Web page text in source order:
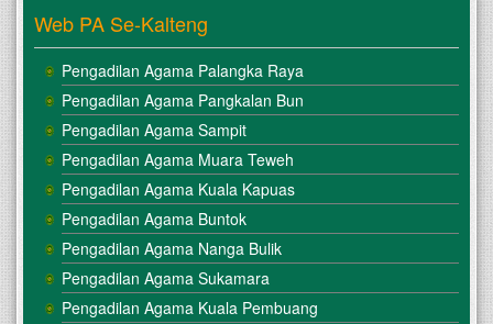
Web PA Se-Kalteng
Pengadilan Agama Palangka Raya
Pengadilan Agama Pangkalan Bun
Pengadilan Agama Sampit
Pengadilan Agama Muara Teweh
Pengadilan Agama Kuala Kapuas
Pengadilan Agama Buntok
Pengadilan Agama Nanga Bulik
Pengadilan Agama Sukamara
Pengadilan Agama Kuala Pembuang